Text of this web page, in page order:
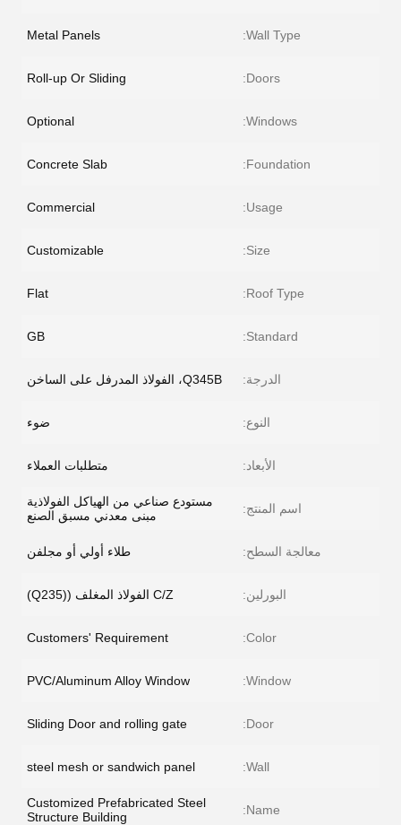
Wall Type:
Metal Panels
Doors:
Roll-up Or Sliding
Windows:
Optional
Foundation:
Concrete Slab
Usage:
Commercial
Size:
Customizable
Roof Type:
Flat
Standard:
GB
الدرجة: Q345B، الفولاذ المدرفل على الساخن
النوع: ضوء
الأبعاد: متطلبات العملاء
اسم المنتج:
مستودع صناعي من الهياكل الفولاذية
مبنى معدني مسبق الصنع
معالجة السطح: طلاء أولي أو مجلفن
البورلين: C/Z الفولاذ المغلف ((Q235)
Color:
Customers' Requirement
Window:
PVC/Aluminum Alloy Window
Door:
Sliding Door and rolling gate
Wall:
steel mesh or sandwich panel
Name:
Customized Prefabricated Steel
Structure Building